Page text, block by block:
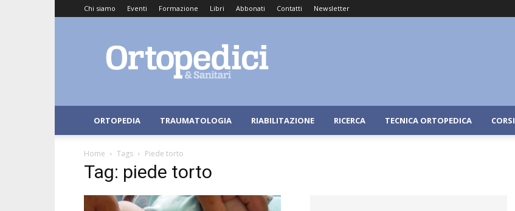
Chi siamo Eventi Formazione Libri Abbonati Contatti Newsletter
e
Sanitari
ORTOPEDIA TRAUMATOLOGIA RIABILITAZIONE RICERCA TECNICA ORTOPEDICA CORSI
Home Tags Piede torto
Tag: piede torto